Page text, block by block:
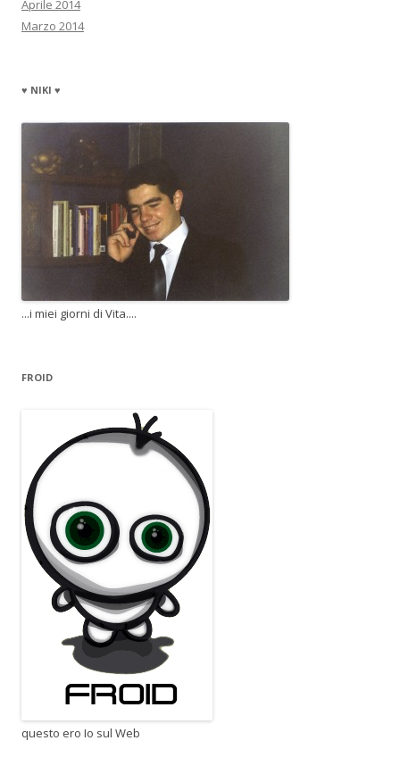
Aprile 2014
Marzo 2014
♥ NIKI ♥
...i miei giorni di Vita....
FROID
questo ero Io sul Web